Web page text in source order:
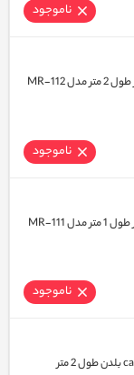
ناموجود
ناموجود
ناموجود